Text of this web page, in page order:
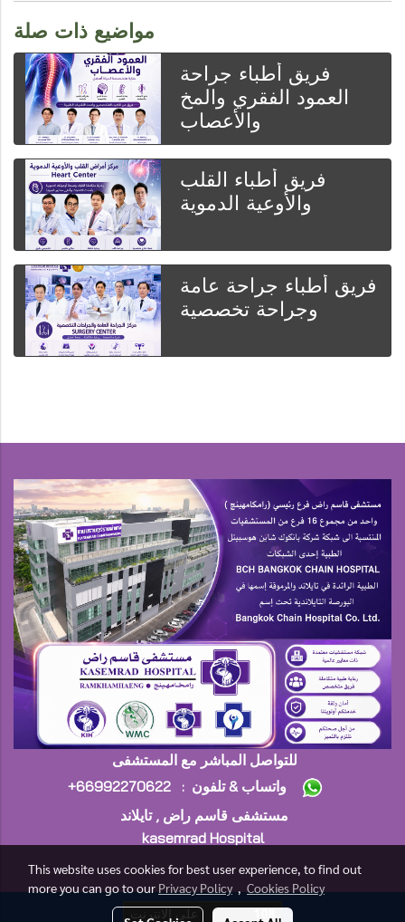
مواضيع ذات صلة
فريق أطباء جراحة
العمود الفقري والمخ
والأعصاب
فريق أطباء القلب
والأوعية الدموية
فريق أطباء جراحة عامة
وجراحة تخصصية
+واتساب & تلفون : 66992270622
مستشفى قاسم راض , تايلاند
kasemrad Hospital
على الانترنت 108
This website uses cookies for best user experience, to find out
more you can go to our Privacy Policy , Cookies Policy